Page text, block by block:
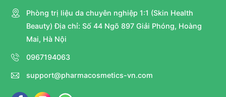
Phòng trị liệu da chuyên nghiệp 1:1 (Skin Health
Beauty) Địa chỉ: Số 44 Ngõ 897 Giải Phóng, Hoàng
Mai, Hà Nội
0967194063
support@pharmacosmetics-vn.com